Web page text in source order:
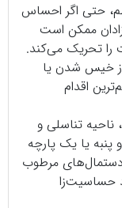
حتی اگر احساس
ممکن است
را تحریک می‌کند.
خیس شدن یا
اقدام
تناسلی و
پنبه یا یک پارچه
دستمال‌های مرطوب
حساسیت‌زا